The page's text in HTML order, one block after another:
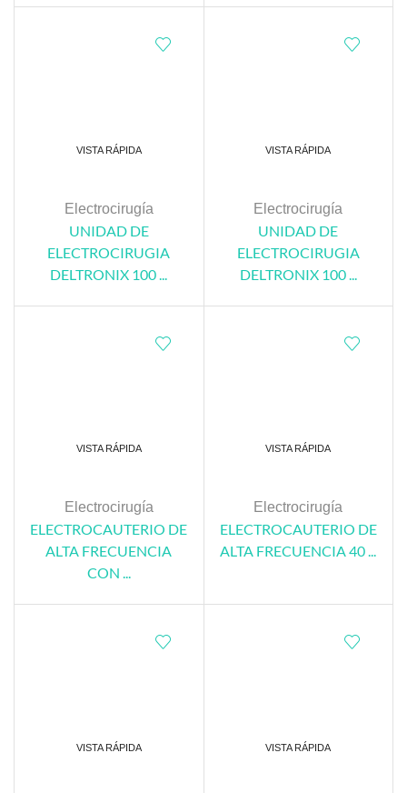
VISTA RÁPIDA
Electrocirugía
UNIDAD DE
ELECTROCIRUGIA
DELTRONIX 100 ...
VISTA RÁPIDA
Electrocirugía
UNIDAD DE
ELECTROCIRUGIA
DELTRONIX 100 ...
VISTA RÁPIDA
Electrocirugía
ELECTROCAUTERIO DE
ALTA FRECUENCIA
CON ...
VISTA RÁPIDA
Electrocirugía
ELECTROCAUTERIO DE
ALTA FRECUENCIA 40 ...
VISTA RÁPIDA VISTA RÁPIDA